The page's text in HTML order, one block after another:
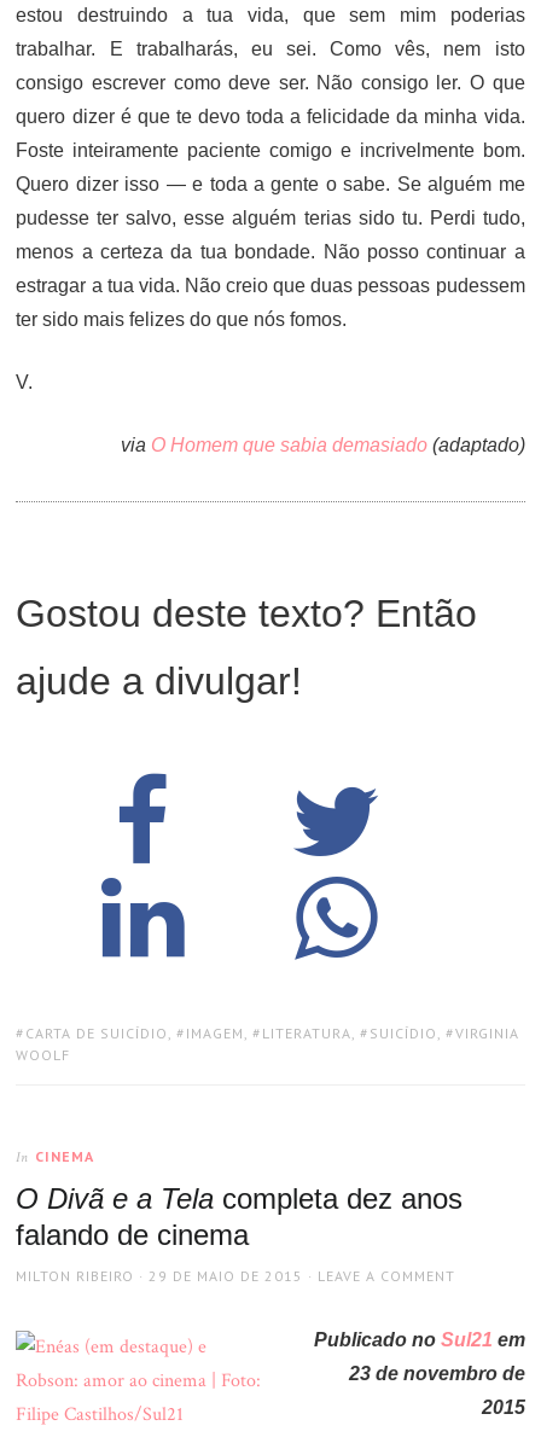
estou destruindo a tua vida, que sem mim poderias
trabalhar. E trabalharás, eu sei. Como vês, nem isto
consigo escrever como deve ser. Não consigo ler. O que
quero dizer é que te devo toda a felicidade da minha vida.
Foste inteiramente paciente comigo e incrivelmente bom.
Quero dizer isso — e toda a gente o sabe. Se alguém me
pudesse ter salvo, esse alguém terias sido tu. Perdi tudo,
menos a certeza da tua bondade. Não posso continuar a
estragar a tua vida. Não creio que duas pessoas pudessem
ter sido mais felizes do que nós fomos.
V.
via O Homem que sabia demasiado(adaptado)
Gostou deste texto? Então
ajude a divulgar!
TAGS:
CARTA DE SUICÍDIO , IMAGEM , LITERATURA , SUICÍDIO , VIRGINIA
WOOLF
In CINEMA
O Divã e a Tela completa dez anos
falando de cinema
AUTHOR
MILTON RIBEIRO
POSTED
29 DE MAIO DE 2015 LEAVE A COMMENT
Publicado no Sul21 em
23 de novembro de
2015